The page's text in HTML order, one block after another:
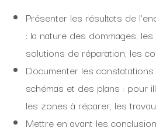
Présenter les résultats de
: la nature des dommages,
solutions de réparation, les
Documenter les
schémas et des plans : pour
les zones à réparer, les
Mettre en avant les